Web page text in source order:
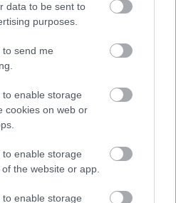
data to be sent to
purposes.
to send me
enable storage
cookies on web or
enable storage
the website or app.
enable storage